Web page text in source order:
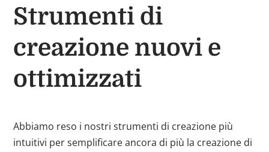
Strumenti di
creazione nuovi e
ottimizzati
Abbiamo reso i nostri strumenti di creazione più
intuitivi per semplificare ancora di più la creazione di